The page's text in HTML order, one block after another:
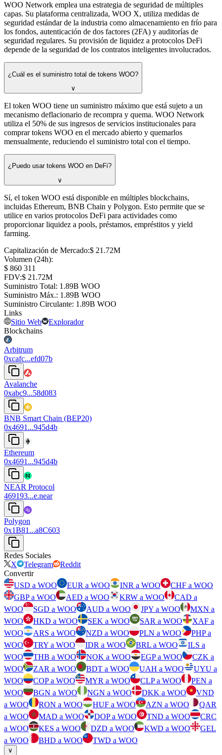
WOO Network emplea una estrategia de seguridad de múltiples
capas. Su plataforma centralizada, WOO X, utiliza medidas de
seguridad estándar de la industria como almacenamiento en frío para
los fondos, autenticación de dos factores (2FA) y auditorías de
seguridad regulares. Su provisión de liquidez a protocolos DeFi
depende de la seguridad de los contratos inteligentes involucrados.
¿Cuál es el suministro total de tokens WOO?
∨
El token WOO tiene un suministro máximo que está sujeto a un
mecanismo deflacionario de recompra y quema. WOO Network
utiliza el 50% de sus ingresos de servicios institucionales para
comprar tokens WOO en el mercado abierto y quemarlos
mensualmente, reduciendo el suministro total con el tiempo.
¿Puedo usar tokens WOO en DeFi?
∨
Sí, el token WOO está disponible en múltiples blockchains,
incluidas Ethereum, BNB Chain y Polygon. Esto permite que se
utilice en varios protocolos DeFi para actividades como
proporcionar liquidez a pools, préstamos, empréstitos y yield
farming.
Capitalización de Mercado:⁦$⁩ 21.72M
Volumen (24h):
⁦$⁩ 860 311
FDV:⁦$⁩ 21.72M
Suministro Total: ⁦⁩ 1.89B WOO
Suministro Máx.: ⁦⁩ 1.89B WOO
Suministro Circulante: ⁦⁩ 1.89B WOO
Links
Sitio Web
Explorador
Blockchains
Arbitrum
0xcafc...efd07b
Avalanche
0xabc9...58d083
BNB Smart Chain (BEP20)
0x4691...945d4b
Ethereum
0x4691...945d4b
NEAR Protocol
469193...e.near
Polygon
0x1B81...a8C603
Redes Sociales
X
Telegram
Reddit
Convertir
USD a WOO
EUR a WOO INR a WOO
CHF a WOO
GBP a WOO
AED a WOO KRW a WOO
CAD a
WOO
SGD a WOO AUD a WOO JPY a WOO
MXN a
WOO
HKD a WOO SEK a WOO SAR a WOO
XAF a
WOO
ARS a WOO NZD a WOO PLN a WOO
PHP a
WOO
TRY a WOO IDR a WOO BRL a WOO
ILS a
WOO
THB a WOO NOK a WOO EGP a WOO
CZK a
WOO
ZAR a WOO BDT a WOO UAH a WOO
UYU a
WOO
COP a WOO MYR a WOO CLP a WOO
PEN a
WOO
BGN a WOO NGN a WOO DKK a WOO
VND
a WOO
RON a WOO HUF a WOO AZN a WOO
QAR
a WOO
MAD a WOO DOP a WOO TND a WOO
CRC
a WOO
KES a WOO DZD a WOO KWD a WOO
GEL
a WOO
BHD a WOO TWD a WOO
∨